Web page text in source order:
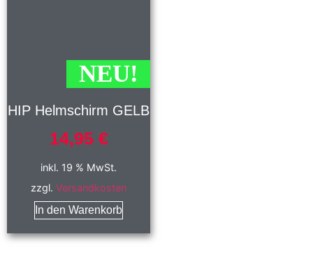
NEU!
HIP Helmschirm GELB
14,95 €
inkl. 19 % MwSt.
zzgl.Versandkosten
In den Warenkorb